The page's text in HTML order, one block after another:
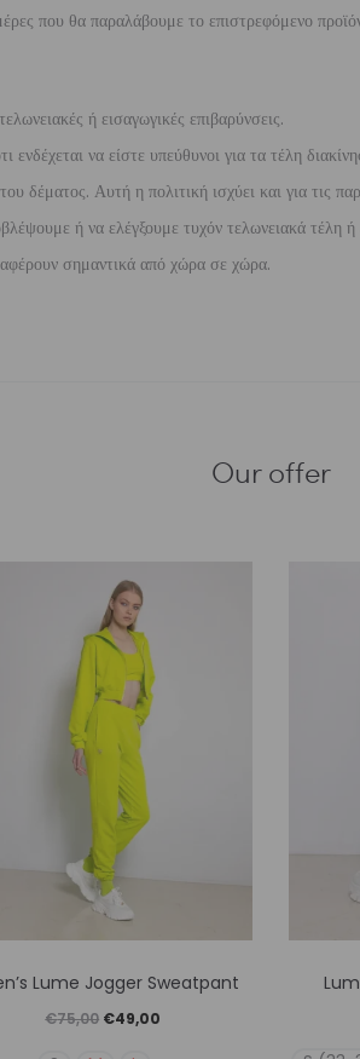
που θα παραλάβουμε το επιστρεφόμενο
ή εισαγωγικές επιβαρύνσεις.
να είστε υπεύθυνοι για τα τέλη
δέματος. Αυτή η πολιτική ισχύει και για τις
ή να ελέγξουμε τυχόν τελωνειακά τέλη
σημαντικά από χώρα σε χώρα.
Our offer
το
προϊόν
Lume Jogger Sweatpant
€75,00 Original
price
€49,00